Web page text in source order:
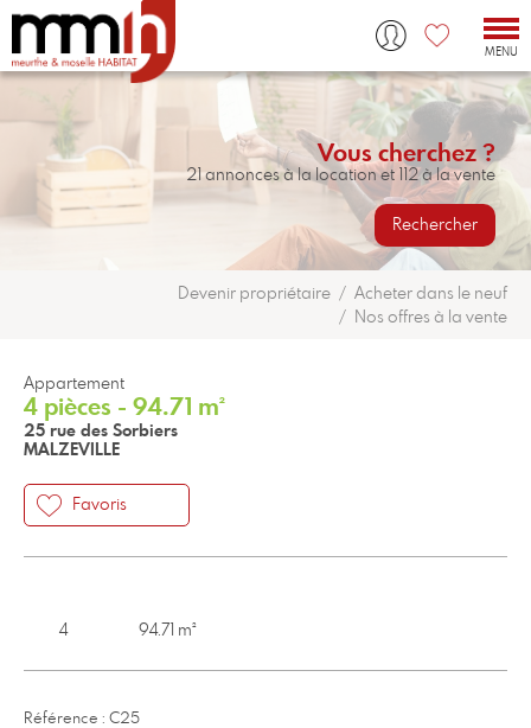
MENU
Vous cherchez ?
21 annonces à la location et 112 à la vente
Rechercher
Devenir propriétaire
Acheter dans le neuf
Nos offres à la vente
Appartement
4 pièces - 94.71 m²
25 rue des Sorbiers
MALZEVILLE
Favoris
4 94.71 m²
Référence : C25